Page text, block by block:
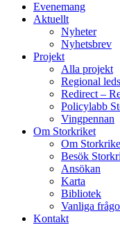
Evenemang
Aktuellt
Nyheter
Nyhetsbrev
Projekt
Alla projekt
Regional
Redirect –
Policylabb
Vingpennan
Om Storkriket
Om
Besök
Ansökan
Karta
Bibliotek
Vanliga
Kontakt